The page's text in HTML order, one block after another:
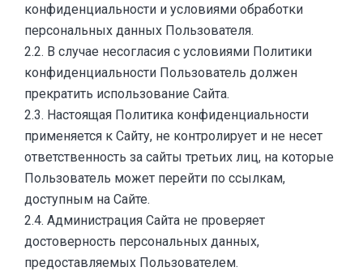
конфиденциальности и условиями обработки
персональных данных Пользователя.
2.2. В случае несогласия с условиями Политики
конфиденциальности Пользователь должен
прекратить использование Сайта.
2.3. Настоящая Политика конфиденциальности
применяется к Сайту, не контролирует и не несет
ответственность за сайты третьих лиц, на которые
Пользователь может перейти по ссылкам,
доступным на Сайте.
2.4. Администрация Сайта не проверяет
достоверность персональных данных,
предоставляемых Пользователем.